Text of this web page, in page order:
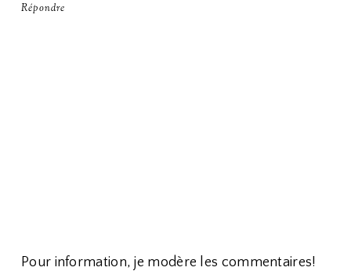
Répondre
Pour information, je modère les commentaires!